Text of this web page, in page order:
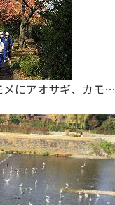
メにアオサギ、カ